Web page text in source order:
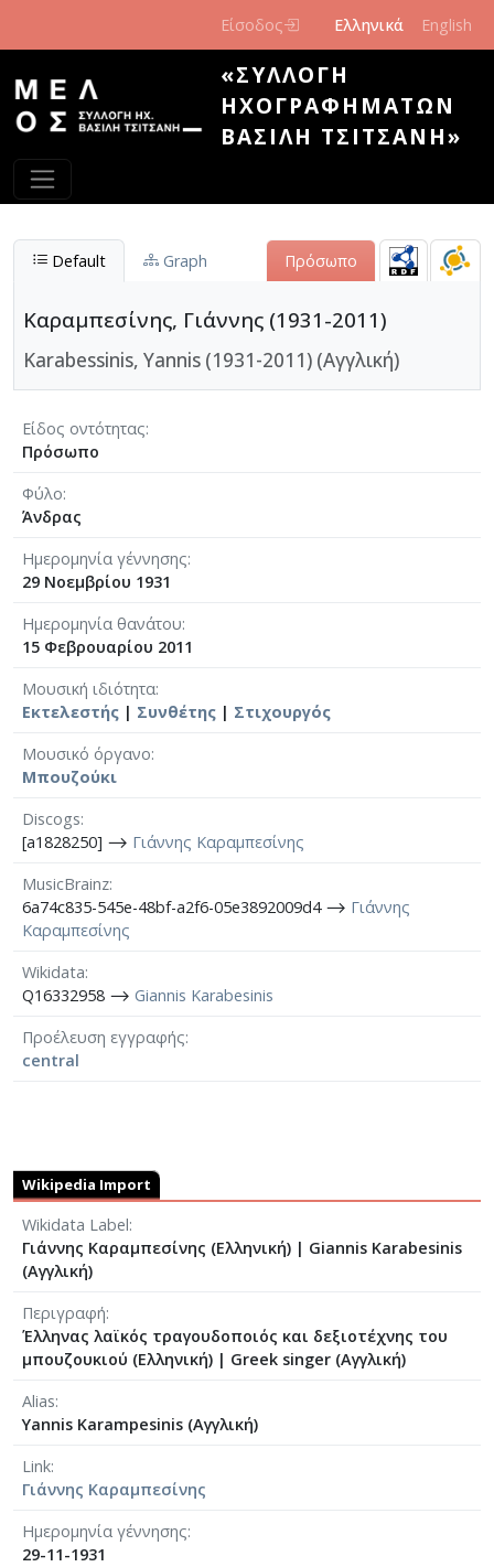
Είσοδος Ελληνικά English
«ΣΥΛΛΟΓΉ
ΗΧΟΓΡΑΦΗΜΆΤΩΝ
ΒΑΣΊΛΗ ΤΣΙΤΣΆΝΗ»
Default Graph Πρόσωπο
Καραμπεσίνης, Γιάννης (1931-2011)
Karabessinis, Yannis (1931-2011) (Αγγλική)
Είδος οντότητας
Πρόσωπο
Φύλο
Άνδρας
Ημερομηνία γέννησης
29 Νοεμβρίου 1931
Ημερομηνία θανάτου
15 Φεβρουαρίου 2011
Μουσική ιδιότητα
Εκτελεστής | Συνθέτης | Στιχουργός
Μουσικό όργανο
Μπουζούκι
Discogs
[a1828250] ⟶ Γιάννης Καραμπεσίνης
MusicBrainz
6a74c835-545e-48bf-a2f6-05e3892009d4 ⟶ Γιάννης
Καραμπεσίνης
Wikidata
Q16332958 ⟶ Giannis Karabesinis
Προέλευση εγγραφής
central
Wikipedia Import
Wikidata Label
Γιάννης Καραμπεσίνης (Ελληνική) | Giannis Karabesinis
(Αγγλική)
Περιγραφή
Έλληνας λαϊκός τραγουδοποιός και δεξιοτέχνης του
μπουζουκιού (Ελληνική) | Greek singer (Αγγλική)
Alias
Yannis Karampesinis (Αγγλική)
Link
Γιάννης Καραμπεσίνης
Ημερομηνία γέννησης
29-11-1931